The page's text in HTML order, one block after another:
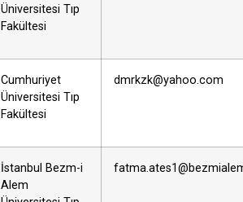
Üniversitesi Tıp
Fakültesi
Cumhuriyet
Üniversitesi Tıp
Fakültesi
dmrkzk@yahoo.com
İstanbul Bezm-i
Alem